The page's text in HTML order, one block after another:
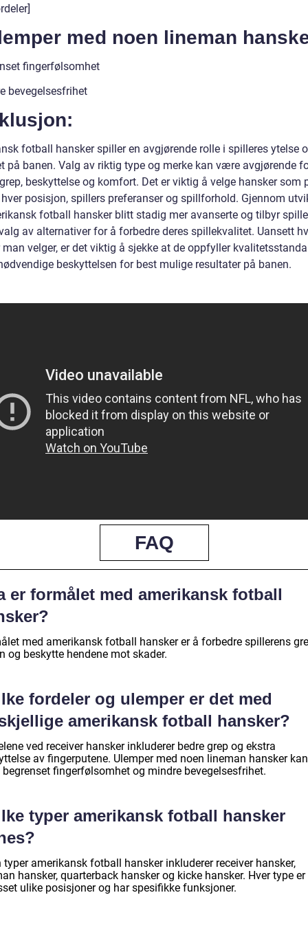
med noen lineman
fingerfølsomhet
bevegelsesfrihet
fotball hansker spiller en avgjørende rolle i spilleres ytelse
på banen. Valg av riktig type og merke kan være avgjørende
beskyttelse og komfort. Det er viktig å velge hansker som
posisjon, spillers preferanser og spillforhold. Gjennom
fotball hansker blitt stadig mer avanserte og tilbyr
av alternativer for å forbedre deres spillekvalitet. Uansett
man velger, er det viktig å sjekke at de oppfyller
beskyttelsen for best mulige resultater på banen.
FAQ
er formålet med amerikansk fotball
med amerikansk fotball hansker er å forbedre spillerens
og beskytte hendene mot skader.
fordeler og ulemper er det med
amerikansk fotball hansker?
ved receiver hansker inkluderer bedre grep og ekstra
av fingerputene. Ulemper med noen lineman hansker kan
fingerfølsomhet og mindre bevegelsesfrihet.
typer amerikansk fotball hansker
typer amerikansk fotball hansker inkluderer receiver hansker,
hansker, quarterback hansker og kicke hansker. Hver type er
ulike posisjoner og har spesifikke funksjoner.